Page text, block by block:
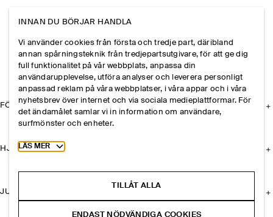
FÖRETAGET
HJÄLP
JURIDISK INFORMATION
INNAN DU BÖRJAR HANDLA
Vi använder cookies från första och tredje part, däribland
annan spårningsteknik från tredjepartsutgivare, för att ge dig
full funktionalitet på vår webbplats, anpassa din
användarupplevelse, utföra analyser och leverera personligt
anpassad reklam på våra webbplatser, i våra appar och i våra
nyhetsbrev över internet och via sociala medieplattformar. För
det ändamålet samlar vi in information om användare,
surfmönster och enheter.
Toggle more cookie information
LÄS MER
TILLÅT ALLA
ENDAST NÖDVÄNDIGA COOKIES